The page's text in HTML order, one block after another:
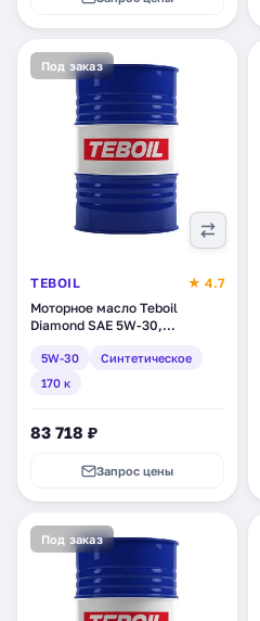
Под заказ
TEBOIL
★ 4.7
Моторное масло Teboil
Diamond SAE 5W-30,
5W-30
Синтетическое
170 к
83 718 ₽
Запрос цены
Под заказ